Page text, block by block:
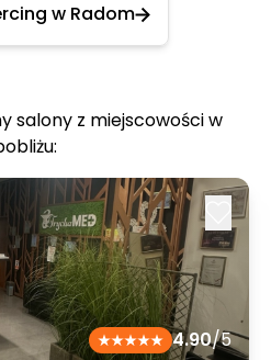
w Radom
salony z miejscowości w
4.90/5